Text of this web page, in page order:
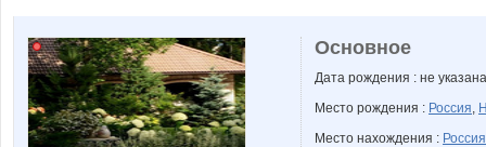
Основное
Дата рождения : не указана
Место рождения : Россия,
Место нахождения : Россия